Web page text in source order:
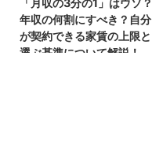
「月収の3分の1」はウソ？
年収の何割にすべき？自分
が契約できる家賃の上限と
選ぶ基準について解説！